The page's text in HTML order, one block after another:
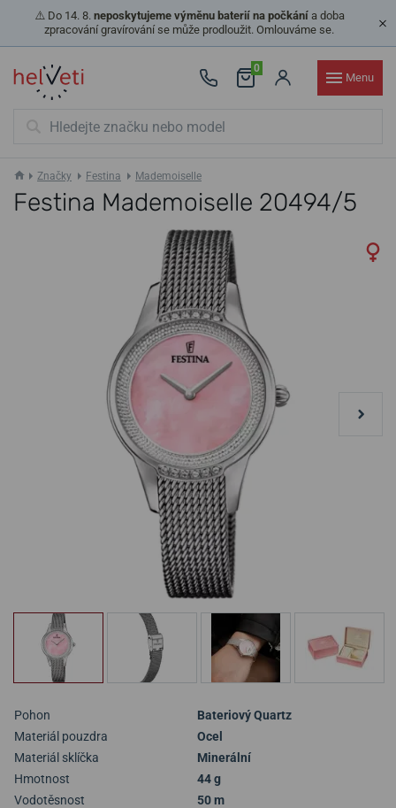
⚠️ Do 14. 8. neposkytujeme výměnu baterií na počkánía doba
zpracování gravírování se může prodloužit. Omlouváme se.
0
Menu
Značky Festina Mademoiselle
Festina Mademoiselle 20494/5
Pohon
Bateriový Quartz
Materiál pouzdra
Ocel
Materiál sklíčka
Minerální
Hmotnost
44 g
Vodotěsnost
50 m